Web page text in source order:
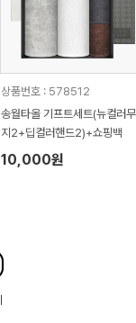
상품번호 : 578512
송월타올 기프트세트(뉴컬러무
지2+딥컬러핸드2)+쇼핑백
10,000원